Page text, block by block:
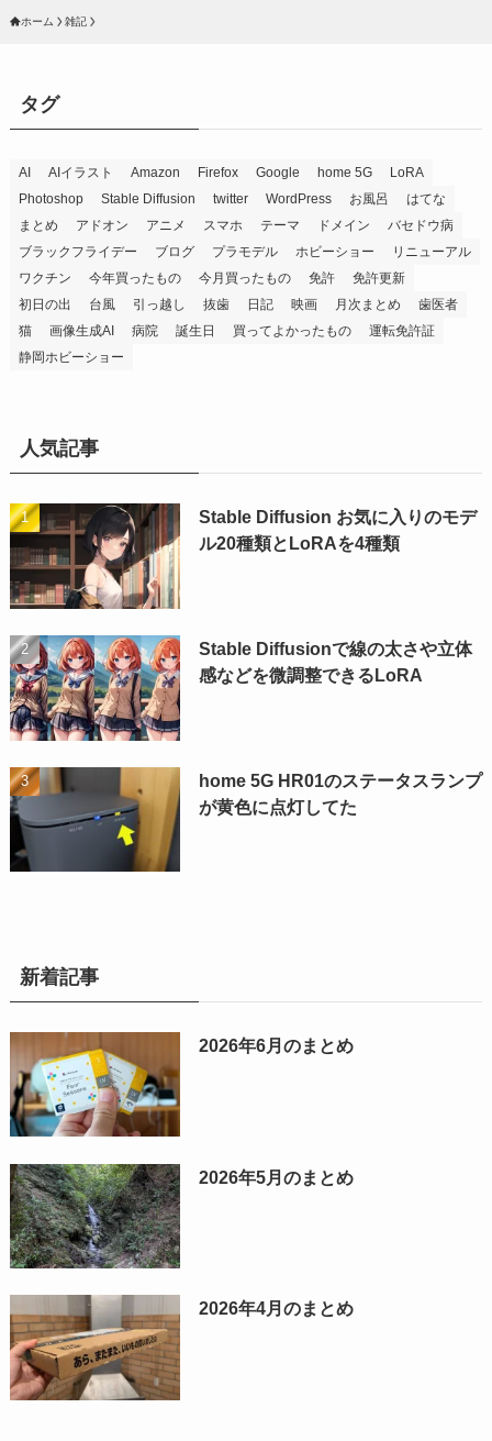
ホーム 雑記
タグ
AI AIイラスト Amazon Firefox Google home 5G
LoRA
Photoshop
Stable Diffusion twitter WordPress お風呂
はてな
まとめ
アドオン アニメ スマホ テーマ ドメイン
バセドウ病
ブラックフライデー
ブログ プラモデル ホビーショー
リニューアル
ワクチン
今年買ったもの 今月買ったもの 免許
免許更新
初日の出
台風 引っ越し 抜歯 日記 映画 月次まとめ
歯医者
猫
画像生成AI 病院 誕生日 買ってよかったもの
運転免許証
静岡ホビーショー
人気記事
Stable Diffusion お気に入りのモデ
ル20種類とLoRAを4種類
Stable Diffusionで線の太さや立体
感などを微調整できるLoRA
home 5G HR01のステータスランプ
が黄色に点灯してた
新着記事
2026年6月のまとめ
2026年5月のまとめ
2026年4月のまとめ